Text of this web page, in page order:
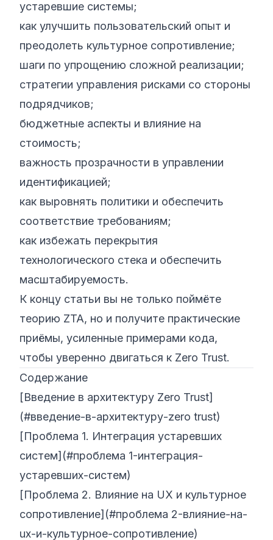
устаревшие системы;
как улучшить пользовательский опыт и
преодолеть культурное сопротивление;
шаги по упрощению сложной реализации;
стратегии управления рисками со стороны
подрядчиков;
бюджетные аспекты и влияние на
стоимость;
важность прозрачности в управлении
идентификацией;
как выровнять политики и обеспечить
соответствие требованиям;
как избежать перекрытия
технологического стека и обеспечить
масштабируемость.
К концу статьи вы не только поймёте
теорию ZTA, но и получите практические
приёмы, усиленные примерами кода,
чтобы уверенно двигаться к Zero Trust.
Содержание
[Введение в архитектуру Zero Trust]
(#введение-в-архитектуру-zero trust)
[Проблема 1. Интеграция устаревших
систем](#проблема 1-интеграция-
устаревших-систем)
[Проблема 2. Влияние на UX и культурное
сопротивление](#проблема 2-влияние-на-
ux-и-культурное-сопротивление)